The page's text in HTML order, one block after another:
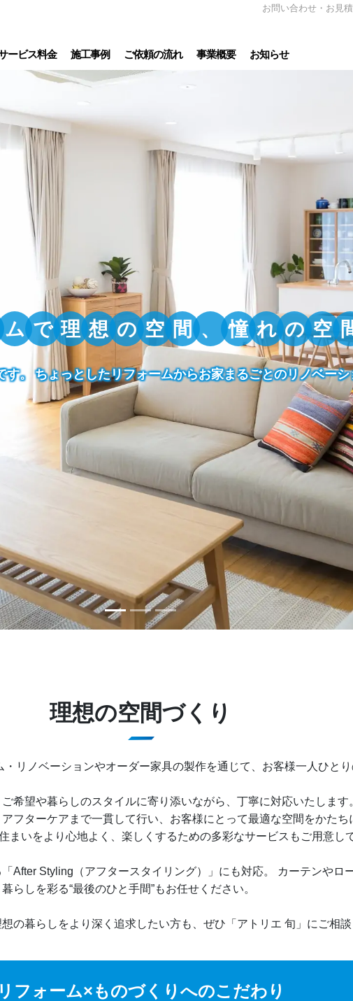
お問い合わせ・お見
ービス料金 施工事例 ご依頼の流れ 事業概要 お知らせ
ム で 理 想 の 空 間 、 憧 れ の 空
。 ちょっとしたリフォームからお家まるごとのリノベーシ
理想の空間づくり
・リノベーションやオーダー家具の製作を通じて、お客様一人ひと
希望や暮らしのスタイルに寄り添いながら、丁寧に対応いたします
フターケアまで一貫して行い、お客様にとって最適な空間をかたち
まいをより心地よく、楽しくするための多彩なサービスもご用意し
After Styling（アフタースタイリング）」にも対応。 カーテンやロ
らしを彩る“最後のひと手間”もお任せください。
の暮らしをより深く追求したい方も、ぜひ「アトリエ 旬」にご相談
リフォーム×ものづくりへのこだわり